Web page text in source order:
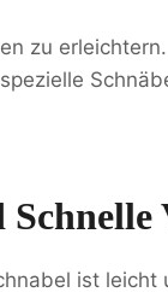
zu erleichtern.
ist leicht